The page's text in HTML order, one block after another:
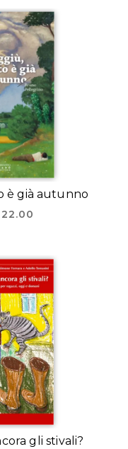
è già autunno
22.00
gli stivali?